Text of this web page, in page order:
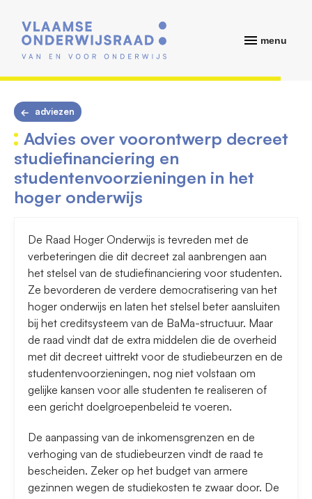
menu
adviezen
Advies over voorontwerp decreet
studiefinanciering en
studentenvoorzieningen in het
hoger onderwijs
De Raad Hoger Onderwijs is tevreden met de
verbeteringen die dit decreet zal aanbrengen aan
het stelsel van de studiefinanciering voor studenten.
Ze bevorderen de verdere democratisering van het
hoger onderwijs en laten het stelsel beter aansluiten
bij het creditsysteem van de BaMa-structuur. Maar
de raad vindt dat de extra middelen die de overheid
met dit decreet uittrekt voor de studiebeurzen en de
studentenvoorzieningen, nog niet volstaan om
gelijke kansen voor alle studenten te realiseren of
een gericht doelgroepenbeleid te voeren.
De aanpassing van de inkomensgrenzen en de
verhoging van de studiebeurzen vindt de raad te
bescheiden. Zeker op het budget van armere
gezinnen wegen de studiekosten te zwaar door. De